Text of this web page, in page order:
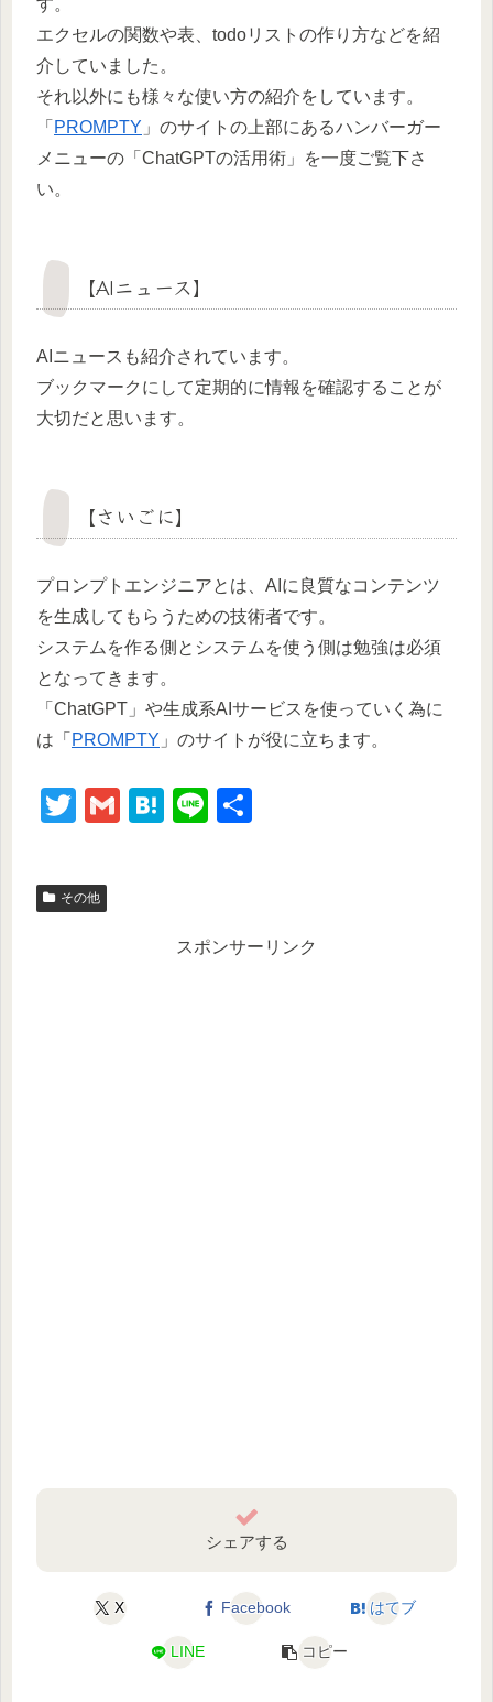
エクセルの関数や表、todoリストの作り方などを紹
介していました。
それ以外にも様々な使い方の紹介をしています。
「 PROMPTY 」のサイトの上部にあるハンバーガー
メニューの「ChatGPTの活用術」を一度ご覧下さ
い。
【AIニュース】
AIニュースも紹介されています。
ブックマークにして定期的に情報を確認することが
大切だと思います。
【さいごに】
プロンプトエンジニアとは、AIに良質なコンテンツ
を生成してもらうための技術者です。
システムを作る側とシステムを使う側は勉強は必須
となってきます。
「ChatGPT」や生成系AIサービスを使っていく為に
は「 PROMPTY 」のサイトが役に立ちます。
T
tt
er
G
H
a
Li
その他
スポンサーリンク
シェアする
X Facebook はてブ
LINE コピー